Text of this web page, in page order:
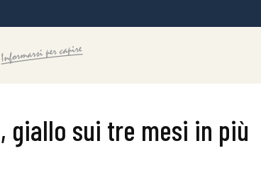
giallo sui tre mesi in più